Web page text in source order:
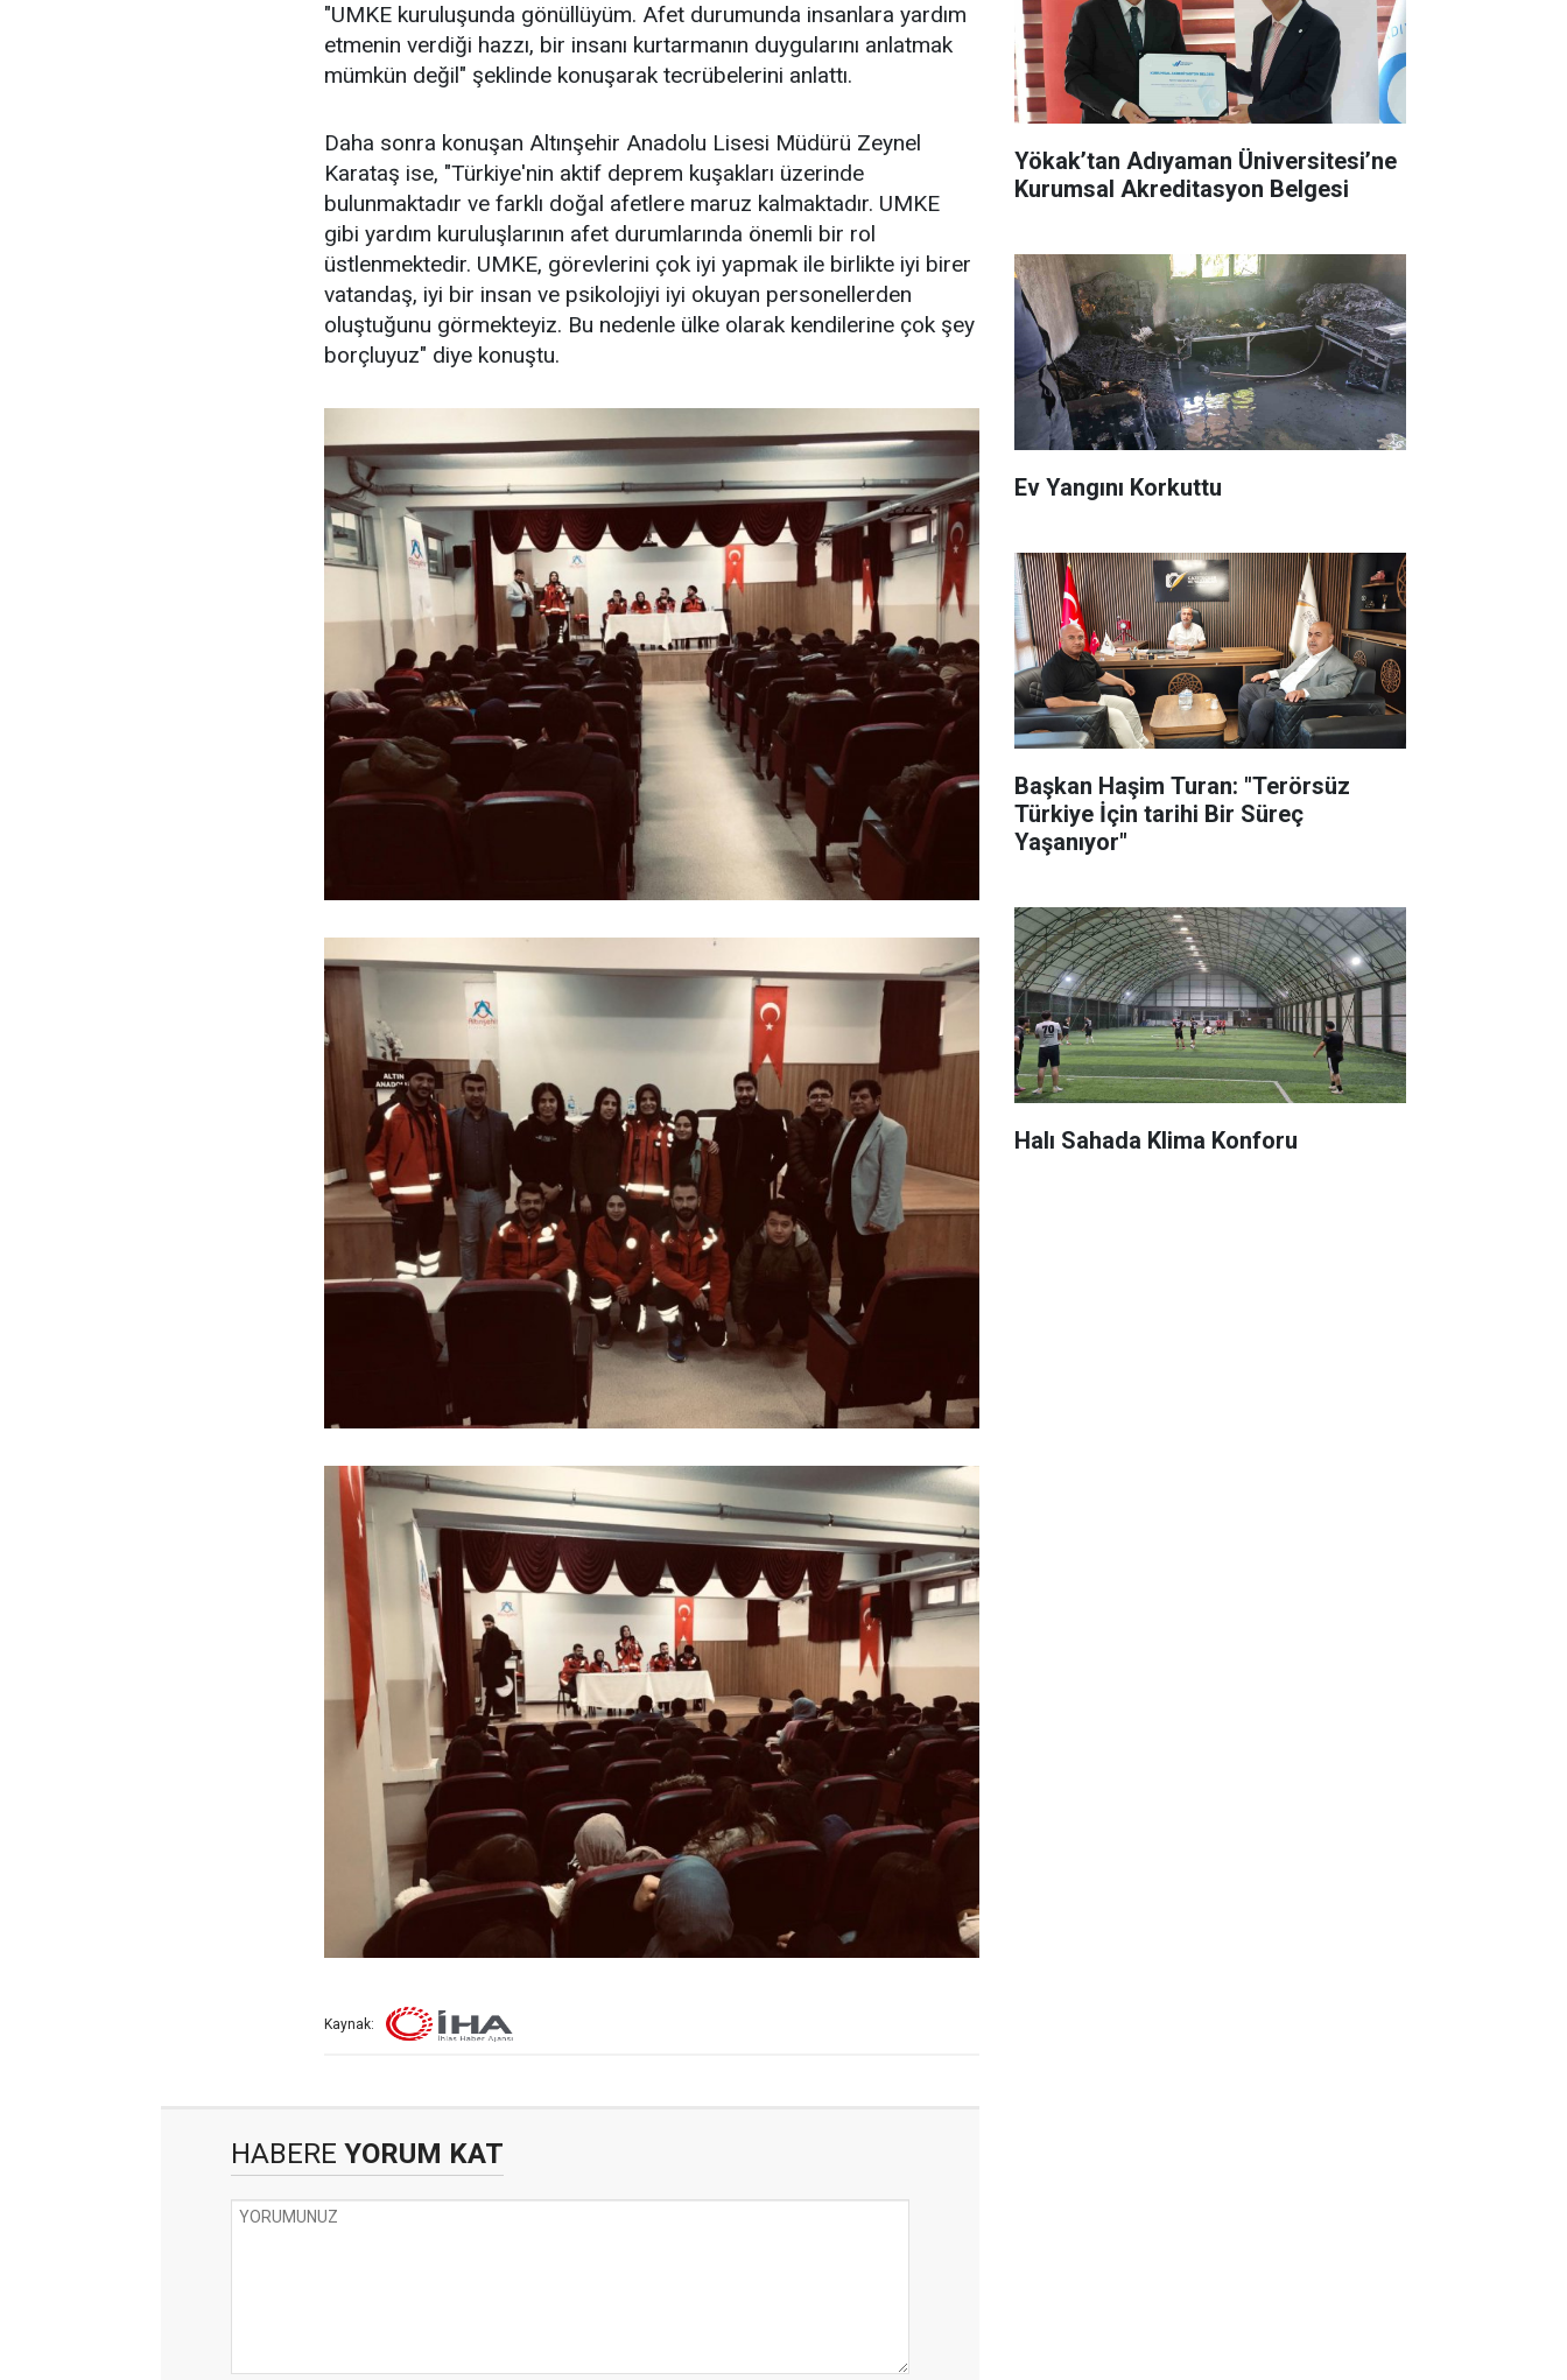
"UMKE kuruluşunda gönüllüyüm. Afet durumunda insanlara yardım
etmenin verdiği hazzı, bir insanı kurtarmanın duygularını anlatmak
mümkün değil" şeklinde konuşarak tecrübelerini anlattı.
Daha sonra konuşan Altınşehir Anadolu Lisesi Müdürü Zeynel
Karataş ise, "Türkiye'nin aktif deprem kuşakları üzerinde
bulunmaktadır ve farklı doğal afetlere maruz kalmaktadır. UMKE
gibi yardım kuruluşlarının afet durumlarında önemli bir rol
üstlenmektedir. UMKE, görevlerini çok iyi yapmak ile birlikte iyi birer
vatandaş, iyi bir insan ve psikolojiyi iyi okuyan personellerden
oluştuğunu görmekteyiz. Bu nedenle ülke olarak kendilerine çok şey
borçluyuz" diye konuştu.
Kaynak:
HABERE YORUM KAT
Yökak’tan Adıyaman Üniversitesi’ne
Kurumsal Akreditasyon Belgesi
Ev Yangını Korkuttu
Başkan Haşim Turan: "Terörsüz
Türkiye İçin tarihi Bir Süreç
Yaşanıyor"
Halı Sahada Klima Konforu